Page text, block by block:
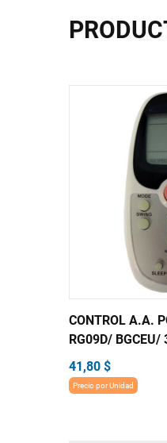
CONTROL A.A.
RG09D/ BGCEU/
41,80 $
Precio por Unidad